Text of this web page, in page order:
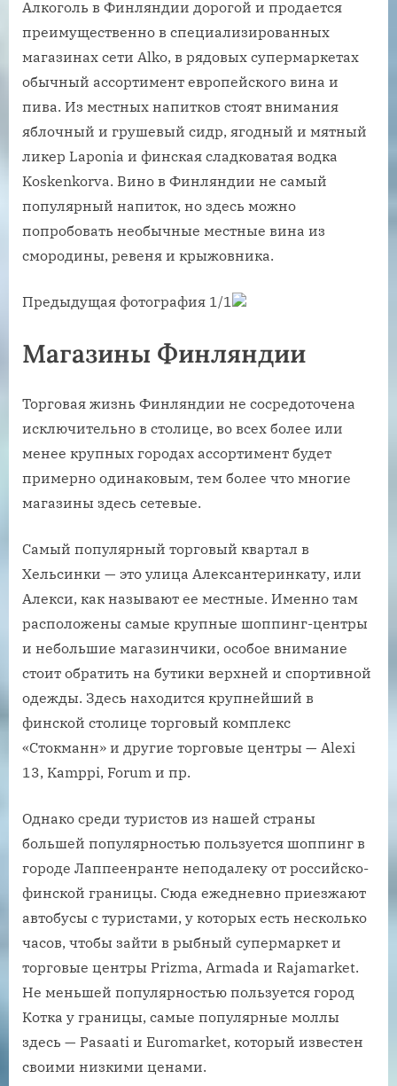
Алкоголь в Финляндии дорогой и продается
преимущественно в специализированных
магазинах сети Alko, в рядовых супермаркетах
обычный ассортимент европейского вина и
пива. Из местных напитков стоят внимания
яблочный и грушевый сидр, ягодный и мятный
ликер Laponia и финская сладковатая водка
Koskenkorva. Вино в Финляндии не самый
популярный напиток, но здесь можно
попробовать необычные местные вина из
смородины, ревеня и крыжовника.
Предыдущая фотография 1/1
Магазины Финляндии
Торговая жизнь Финляндии не сосредоточена
исключительно в столице, во всех более или
менее крупных городах ассортимент будет
примерно одинаковым, тем более что многие
магазины здесь сетевые.
Самый популярный торговый квартал в
Хельсинки — это улица Алексантеринкату, или
Алекси, как называют ее местные. Именно там
расположены самые крупные шоппинг-центры
и небольшие магазинчики, особое внимание
стоит обратить на бутики верхней и спортивной
одежды. Здесь находится крупнейший в
финской столице торговый комплекс
«Стокманн» и другие торговые центры — Alexi
13, Kamppi, Forum и пр.
Однако среди туристов из нашей страны
большей популярностью пользуется шоппинг в
городе Лаппеенранте неподалеку от российско-
финской границы. Сюда ежедневно приезжают
автобусы с туристами, у которых есть несколько
часов, чтобы зайти в рыбный супермаркет и
торговые центры Prizma, Armada и Rajamarket.
Не меньшей популярностью пользуется город
Котка у границы, самые популярные моллы
здесь — Pasaati и Euromarket, который известен
своими низкими ценами.